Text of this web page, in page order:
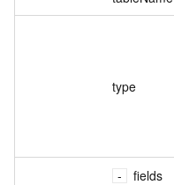
type
fields